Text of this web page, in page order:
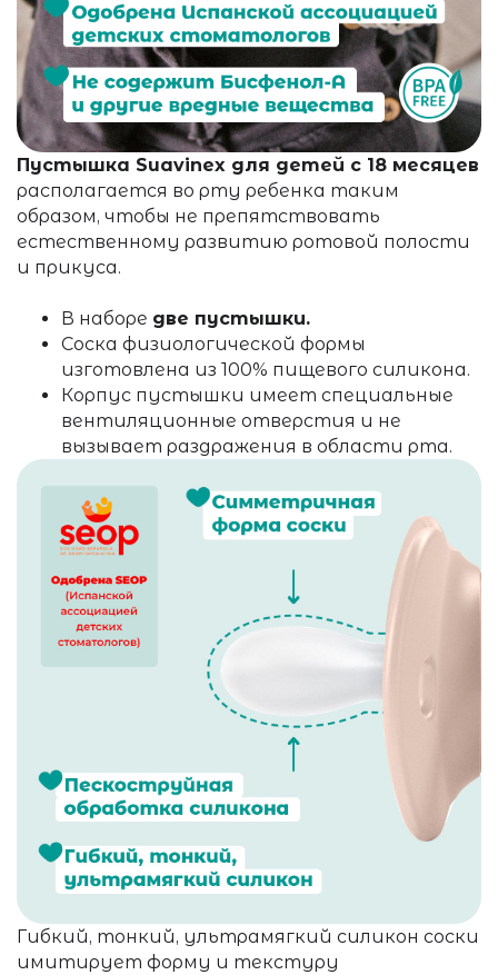
Пустышка Suavinex для детей с 18 месяцев
располагается во рту ребенка таким
образом, чтобы не препятствовать
естественному развитию ротовой полости
и прикуса.
В наборе две пустышки.
Соска физиологической формы
изготовлена из 100% пищевого силикона.
Корпус пустышки имеет специальные
вентиляционные отверстия и не
вызывает раздражения в области рта.
Гибкий, тонкий, ультрамягкий силикон соски
имитирует форму и текстуру